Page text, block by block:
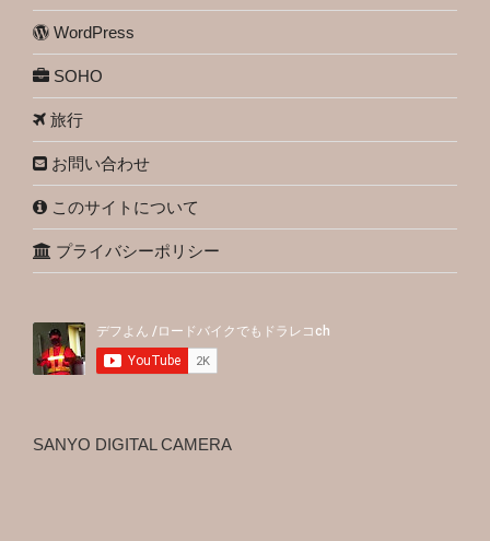
WordPress
SOHO
旅行
お問い合わせ
このサイトについて
プライバシーポリシー
SANYO DIGITAL CAMERA